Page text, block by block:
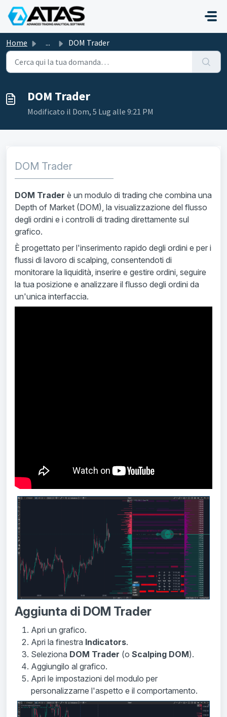
Salta al contenuto principale
Home ... DOM Trader
DOM Trader
Modificato il Dom, 5 Lug alle 9:21 PM
DOM Trader
DOM Trader è un modulo di trading che combina una
Depth of Market (DOM), la visualizzazione del flusso
degli ordini e i controlli di trading direttamente sul
grafico.
È progettato per l'inserimento rapido degli ordini e per i
flussi di lavoro di scalping, consentendoti di
monitorare la liquidità, inserire e gestire ordini, seguire
la tua posizione e analizzare il flusso degli ordini da
un'unica interfaccia.
Aggiunta di DOM Trader
Apri un grafico.
Apri la finestra Indicators.
Seleziona DOM Trader (o Scalping DOM).
Aggiungilo al grafico.
Apri le impostazioni del modulo per
personalizzarne l'aspetto e il comportamento.